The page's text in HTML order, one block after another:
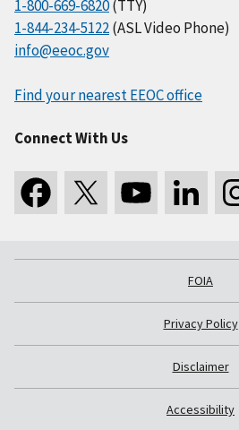
1-800-669-6820(TTY)
1-844-234-5122(ASL Video Phone)
info@eeoc.gov
Find your nearest EEOC office
Connect With Us
FOIA
Privacy Policy
Disclaimer
Accessibility